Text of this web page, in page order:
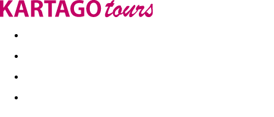
Last minute Dovolenkové kluby